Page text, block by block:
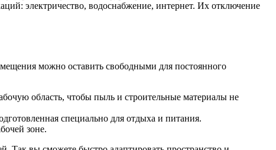
электричество, водоснабжение, интернет. Их отключение
можно оставить свободными для постоянного
область, чтобы пыль и строительные материалы не
специально для отдыха и питания.
зоне.